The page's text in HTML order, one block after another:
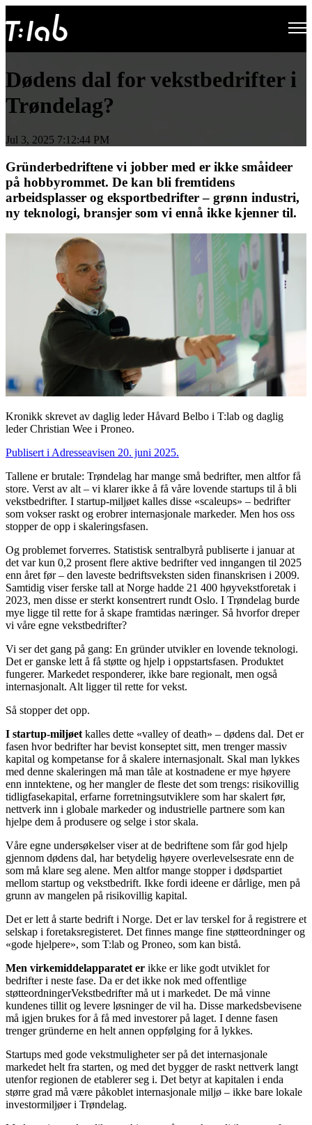
Dødens dal for vekstbedrifter i
Trøndelag?
Jul 3, 2025 7:12:44 PM
Gründerbedriftene vi jobber med er ikke småideer
på hobbyrommet. De kan bli fremtidens
arbeidsplasser og eksportbedrifter – grønn industri,
ny teknologi, bransjer som vi ennå ikke kjenner til.
Kronikk skrevet av daglig leder Håvard Belbo i T:lab og daglig
leder Christian Wee i Proneo.
Publisert i Adresseavisen 20. juni 2025.
Tallene er brutale: Trøndelag har mange små bedrifter, men altfor få
store. Verst av alt – vi klarer ikke å få våre lovende startups til å bli
vekstbedrifter. I startup-miljøet kalles disse «scaleups» – bedrifter
som vokser raskt og erobrer internasjonale markeder. Men hos oss
stopper de opp i skaleringsfasen.
Og problemet forverres. Statistisk sentralbyrå publiserte i januar at
det var kun 0,2 prosent flere aktive bedrifter ved inngangen til 2025
enn året før – den laveste bedriftsveksten siden finanskrisen i 2009.
Samtidig viser ferske tall at Norge hadde 21 400 høyvekstforetak i
2023, men disse er sterkt konsentrert rundt Oslo. I Trøndelag burde
mye ligge til rette for å skape framtidas næringer. Så hvorfor dreper
vi våre egne vekstbedrifter?
Vi ser det gang på gang: En gründer utvikler en lovende teknologi.
Det er ganske lett å få støtte og hjelp i oppstartsfasen. Produktet
fungerer. Markedet responderer, ikke bare regionalt, men også
internasjonalt. Alt ligger til rette for vekst.
Så stopper det opp.
I startup-miljøet kalles dette «valley of death» – dødens dal. Det er
fasen hvor bedrifter har bevist konseptet sitt, men trenger massiv
kapital og kompetanse for å skalere internasjonalt. Skal man lykkes
med denne skaleringen må man tåle at kostnadene er mye høyere
enn inntektene, og her mangler de fleste det som trengs: risikovillig
tidligfasekapital, erfarne forretningsutviklere som har skalert før,
nettverk inn i globale markeder og industrielle partnere som kan
hjelpe dem å produsere og selge i stor skala.
Våre egne undersøkelser viser at de bedriftene som får god hjelp
gjennom dødens dal, har betydelig høyere overlevelsesrate enn de
som må klare seg alene. Men altfor mange stopper i dødspartiet
mellom startup og vekstbedrift. Ikke fordi ideene er dårlige, men på
grunn av mangelen på risikovillig kapital.
Det er lett å starte bedrift i Norge. Det er lav terskel for å registrere et
selskap i foretaksregisteret. Det finnes mange fine støtteordninger og
«gode hjelpere», som T:lab og Proneo, som kan bistå.
Men virkemiddelapparatet er ikke er like godt utviklet for
bedrifter i neste fase. Da er det ikke nok med offentlige
støtteordningerVekstbedrifter må ut i markedet. De må vinne
kundenes tillit og levere løsninger de vil ha. Disse markedsbevisene
må igjen brukes for å få med investorer på laget. I denne fasen
trenger gründerne en helt annen oppfølging for å lykkes.
Startups med gode vekstmuligheter ser på det internasjonale
markedet helt fra starten, og med det bygger de raskt nettverk langt
utenfor regionen de etablerer seg i. Det betyr at kapitalen i enda
større grad må være påkoblet internasjonale miljø – ikke bare lokale
investormiljøer i Trøndelag.